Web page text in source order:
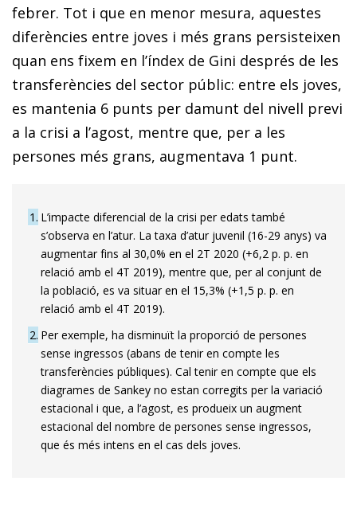
febrer. Tot i que en menor mesura, aquestes
diferències entre joves i més grans persisteixen
quan ens fixem en l’índex de Gini després de les
transferències del sector públic: entre els joves,
es mantenia 6 punts per damunt del nivell previ
a la crisi a l’agost, mentre que, per a les
persones més grans, augmentava 1 punt.
1 L’impacte diferencial de la crisi per edats també
s’observa en l’atur. La taxa d’atur juvenil (16-29 anys) va
augmentar fins al 30,0% en el 2T 2020 (+6,2 p. p. en
relació amb el 4T 2019), mentre que, per al conjunt de
la població, es va situar en el 15,3% (+1,5 p. p. en
relació amb el 4T 2019).
2 Per exemple, ha disminuït la proporció de persones
sense ingressos (abans de tenir en compte les
transferències públiques). Cal tenir en compte que els
diagrames de Sankey no estan corregits per la variació
estacional i que, a l’agost, es produeix un augment
estacional del nombre de persones sense ingressos,
que és més intens en el cas dels joves.